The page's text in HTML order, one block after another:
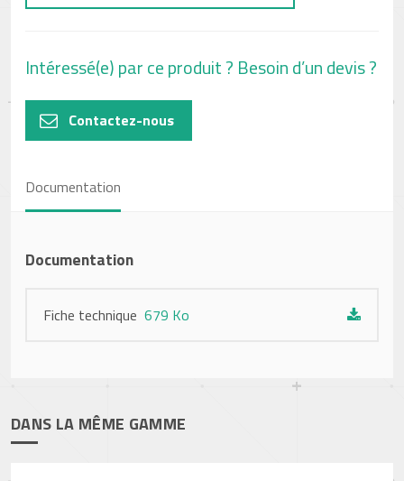
Intéressé(e) par ce produit ? Besoin d’un devis ?
Contactez-nous
Documentation
Documentation
Fiche technique 679 Ko
DANS LA MÊME GAMME